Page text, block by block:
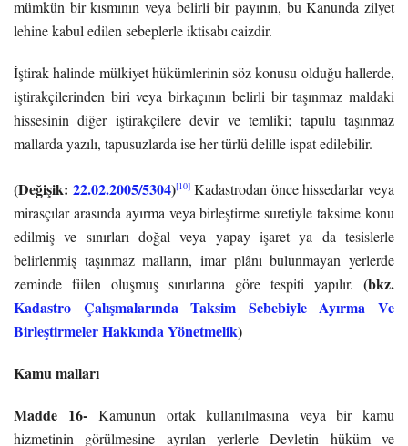
mümkün bir kısmının veya belirli bir payının, bu Kanunda zilyet
lehine kabul edilen sebeplerle iktisabı caizdir.
İştirak halinde mülkiyet hükümlerinin söz konusu olduğu hallerde,
iştirakçilerinden biri veya birkaçının belirli bir taşınmaz maldaki
hissesinin diğer iştirakçilere devir ve temliki; tapulu taşınmaz
mallarda yazılı, tapusuzlarda ise her türlü delille ispat edilebilir.
(Değişik: 22.02.2005/5304)[10]Kadastrodan önce hissedarlar veya
mirasçılar arasında ayırma veya birleştirme suretiyle taksime konu
edilmiş ve sınırları doğal veya yapay işaret ya da tesislerle
belirlenmiş taşınmaz malların, imar plânı bulunmayan yerlerde
zeminde fiilen oluşmuş sınırlarına göre tespiti yapılır. (bkz.
Kadastro Çalışmalarında Taksim Sebebiyle Ayırma Ve
Birleştirmeler Hakkında Yönetmelik)
Kamu malları
Madde 16-Kamunun ortak kullanılmasına veya bir kamu
hizmetinin görülmesine ayrılan yerlerle Devletin hüküm ve